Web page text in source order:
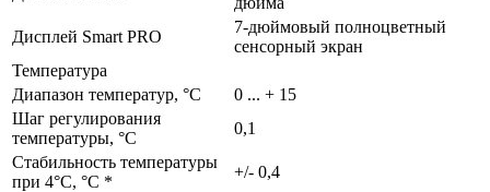
Дисплей Smart PRO
7-дюймовый полноцветный
сенсорный экран
Температура
Диапазон температур, °C
0 ... + 15
Шаг регулирования
температуры, °C
0,1
Стабильность температуры
при 4°C, °C *
+/- 0,4